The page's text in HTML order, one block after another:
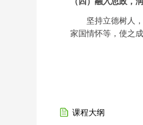
坚持立德树人
家国情怀等，使之
课程大纲